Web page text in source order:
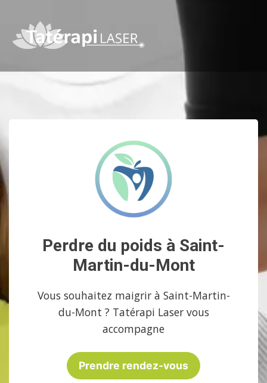
Perdre du poids à Saint-
Martin-du-Mont
Vous souhaitez maigrir à Saint-Martin-
du-Mont ? Tatérapi Laser vous
accompagne
Prendre rendez-vous